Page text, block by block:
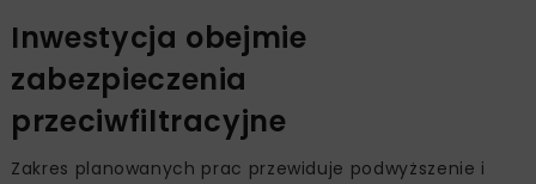
Inwestycja obejmie
zabezpieczenia
przeciwfiltracyjne
Zakres planowanych prac przewiduje podwyższenie i